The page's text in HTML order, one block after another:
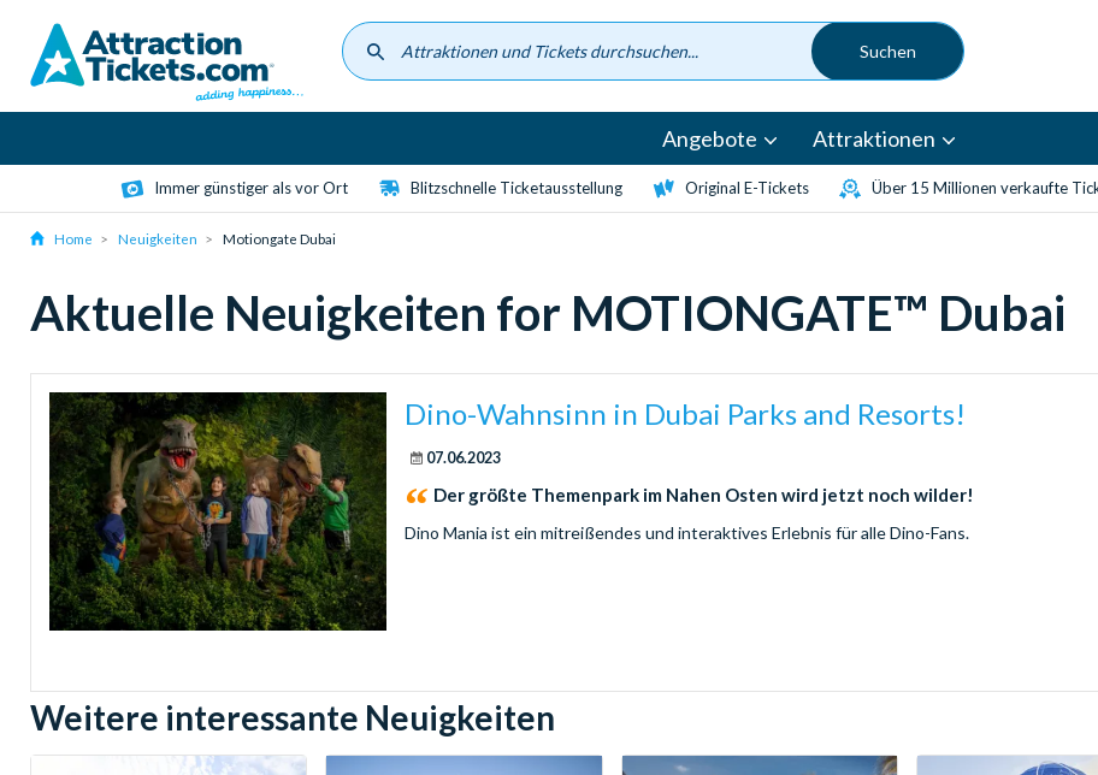
content
Angebote Attraktionen
Immer günstiger als vor Ort Blitzschnelle Ticketausstellung Original E-Tickets Über 15 Millionen verkaufte
Home Neuigkeiten Motiongate Dubai
Aktuelle Neuigkeiten for MOTIONGATE™ Dubai
Dino-Wahnsinn in Dubai Parks and Resorts!
07.06.2023
Der größte Themenpark im Nahen Osten wird jetzt noch wilder!
Dino Mania ist ein mitreißendes und interaktives Erlebnis für alle Dino-Fans.
Weitere interessante Neuigkeiten